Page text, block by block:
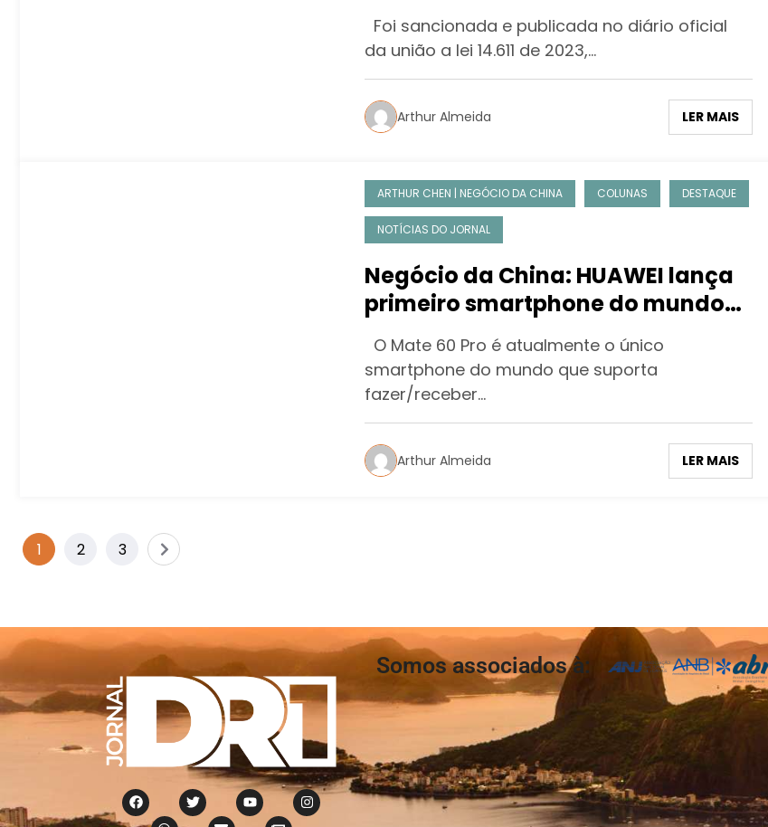
Foi sancionada e publicada no diário oficial
da união a lei 14.611 de 2023,…
Arthur Almeida LER MAIS
ARTHUR CHEN | NEGÓCIO DA CHINA COLUNAS DESTAQUE
NOTÍCIAS DO JORNAL
Negócio da China: HUAWEI lança
primeiro smartphone do mundo
que fazer chamadas via satélite
O Mate 60 Pro é atualmente o único
smartphone do mundo que suporta
fazer/receber…
Arthur Almeida LER MAIS
1 2 3
Somos associados à: